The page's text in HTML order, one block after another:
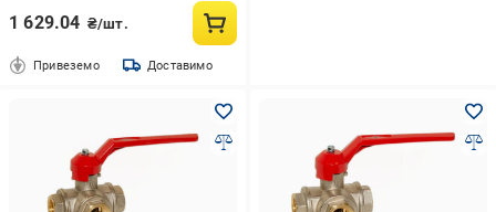
1 629.04 ₴/шт.
Привеземо Доставимо